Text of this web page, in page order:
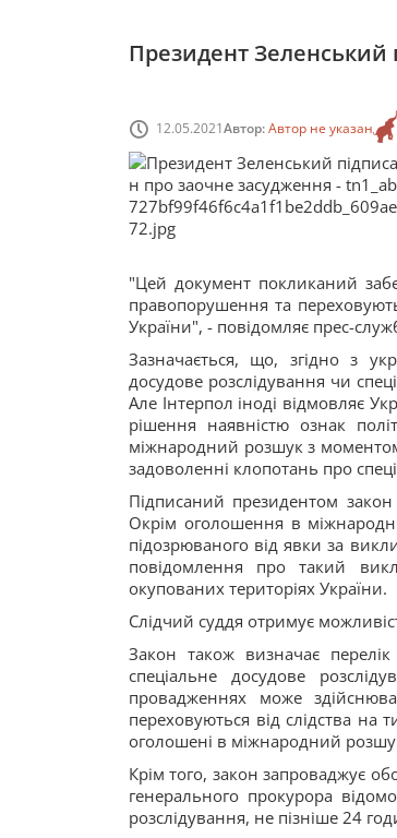
Президент Зеленський
12.05.2021Автор:Автор не указан
"Цей документ покликаний
правопорушення та
України", - повідомляє прес-
Зазначається, що, згідно з
досудове розслідування чи
Але Інтерпол іноді відмовляє
рішення наявністю ознак
міжнародний розшук з
задоволенні клопотань про
Підписаний президентом
Окрім оголошення в
підозрюваного від явки за
повідомлення про такий
окупованих територіях України.
Слідчий суддя отримує
Закон також визначає перелік
спеціальне досудове
провадженнях може
переховуються від слідства на
оголошені в міжнародний
Крім того, закон запроваджує
генерального прокурора
розслідування, не пізніше 24